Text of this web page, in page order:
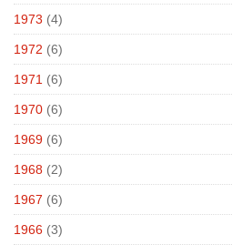
1973 (4)
1972 (6)
1971 (6)
1970 (6)
1969 (6)
1968 (2)
1967 (6)
1966 (3)